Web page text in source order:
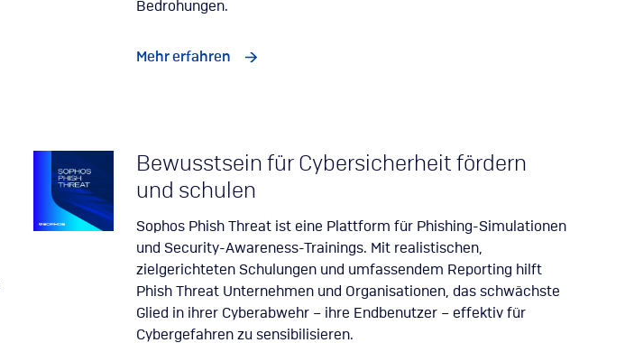
Bedrohungen.
Mehr erfahren
Bewusstsein für Cybersicherheit fördern
und schulen
Sophos Phish Threat ist eine Plattform für Phishing-Simulationen
und Security-Awareness-Trainings. Mit realistischen,
zielgerichteten Schulungen und umfassendem Reporting hilft
Phish Threat Unternehmen und Organisationen, das schwächste
Glied in ihrer Cyberabwehr – ihre Endbenutzer – effektiv für
Cybergefahren zu sensibilisieren.